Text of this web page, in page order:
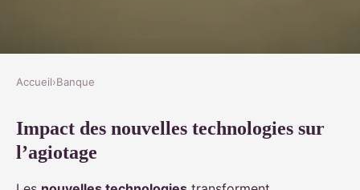
Nouvelles technologies et
agiotage : une nouvelle ère ?
Accueil›Banque
Impact des nouvelles technologies sur
l’agiotage